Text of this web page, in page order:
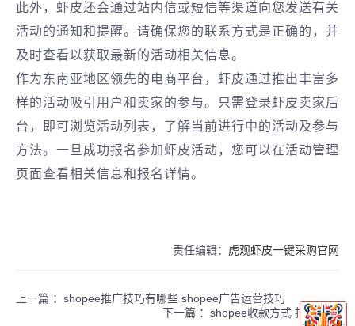
此外，虾皮还会通过站内信或短信等渠道向您发送有关
活动的通知和提醒。请确保您的联系方式是正确的，并
及时查看以获取最新的活动相关信息。
作为东南亚地区领先的电商平台，虾皮通过推出丰富多
样的活动吸引用户和卖家的参与。只需登录虾皮卖家后
台，即可浏览活动列表，了解当前进行中的活动及参与
方法。一旦成功报名参加虾皮活动，您可以在活动管理
页面查看相关信息和报名详情。
责任编辑： 虎观虾皮一键采购官网
上一篇 ： shopee推广技巧有哪些 shopee广告运营技巧
下一篇 ： shopee收款方式 打款规则